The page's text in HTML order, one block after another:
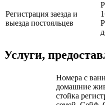
Регистрация заезда и
выезда постояльцев
Услуги,
Номера с
домашние
стойка